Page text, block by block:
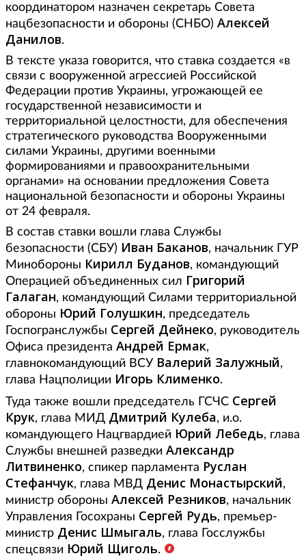
координатором назначен секретарь Совета
нацбезопасности и обороны (СНБО) Алексей
Данилов.
В тексте указа говорится, что ставка создается «в
связи с вооруженной агрессией Российской
Федерации против Украины, угрожающей ее
государственной независимости и
территориальной целостности, для обеспечения
стратегического руководства Вооруженными
силами Украины, другими военными
формированиями и правоохранительными
органами» на основании предложения Совета
национальной безопасности и обороны Украины
от 24 февраля.
В состав ставки вошли глава Службы
безопасности (СБУ) Иван Баканов, начальник ГУР
Минобороны Кирилл Буданов, командующий
Операцией объединенных сил Григорий
Галаган, командующий Силами территориальной
обороны Юрий Голушкин, председатель
Госпогранслужбы Сергей Дейнеко, руководитель
Офиса президента Андрей Ермак,
главнокомандующий ВСУ Валерий Залужный,
глава Нацполиции Игорь Клименко.
Туда также вошли председатель ГСЧС Сергей
Крук, глава МИД Дмитрий Кулеба, и.о.
командующего Нацгвардией Юрий Лебедь, глава
Службы внешней разведки Александр
Литвиненко, спикер парламента Руслан
Стефанчук, глава МВД Денис Монастырский,
министр обороны Алексей Резников, начальник
Управления Госохраны Сергей Рудь, премьер-
министр Денис Шмыгаль, глава Госслужбы
спецсвязи Юрий Щиголь.